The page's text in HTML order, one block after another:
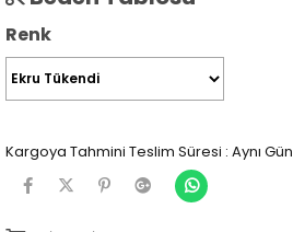
Renk
Kargoya Tahmini Teslim Süresi : Aynı Gün